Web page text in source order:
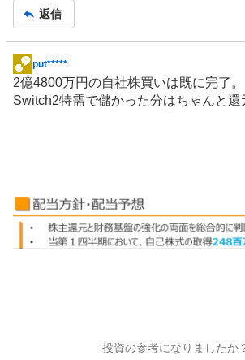
返信
掲
示
板
put*****
2億4800万円の自社株買いは既に完了。
Switch2特需で儲かった分はちゃんと還
投資の参考になりましたか